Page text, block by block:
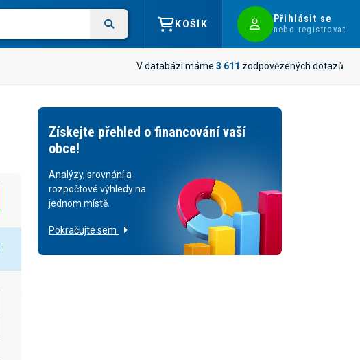
KOŠÍK Přihlásit se
nebo registrovat
V databázi máme 3 611 zodpovězených dotazů
Získejte přehled o financování vaší
obce!
Analýzy, srovnání a
rozpočtové výhledy na
jednom místě.
Pokračujte sem